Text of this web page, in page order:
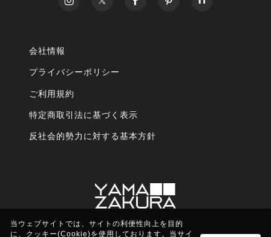
会社情報
プライバシーポリシー
ご利用規約
特定商取引法に基づく表示
反社会的勢力に対する基本方針
当ウェブサイトでは、サイトの利便性向上を目的
に、クッキー(Cookie)を使用しております。当サイ